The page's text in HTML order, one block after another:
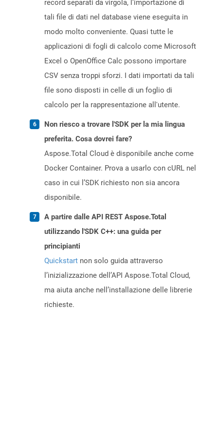
record separati da virgola, l'importazione di
tali file di dati nel database viene eseguita in
modo molto conveniente. Quasi tutte le
applicazioni di fogli di calcolo come Microsoft
Excel o OpenOffice Calc possono importare
CSV senza troppi sforzi. I dati importati da tali
file sono disposti in celle di un foglio di
calcolo per la rappresentazione all'utente.
Non riesco a trovare l'SDK per la mia lingua
preferita. Cosa dovrei fare?
Aspose.Total Cloud è disponibile anche come
Docker Container. Prova a usarlo con cURL nel
caso in cui l’SDK richiesto non sia ancora
disponibile.
A partire dalle API REST Aspose.Total
utilizzando l'SDK C++: una guida per
principianti
Quickstart non solo guida attraverso
l’inizializzazione dell’API Aspose.Total Cloud,
ma aiuta anche nell’installazione delle librerie
richieste.